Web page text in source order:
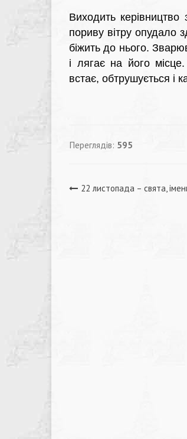
Виходить
пориву вітру опудало
біжить до нього.
і лягає на його
встає, обтрушується і
Переглядів: 595
Навігація
22 листопада – свята,